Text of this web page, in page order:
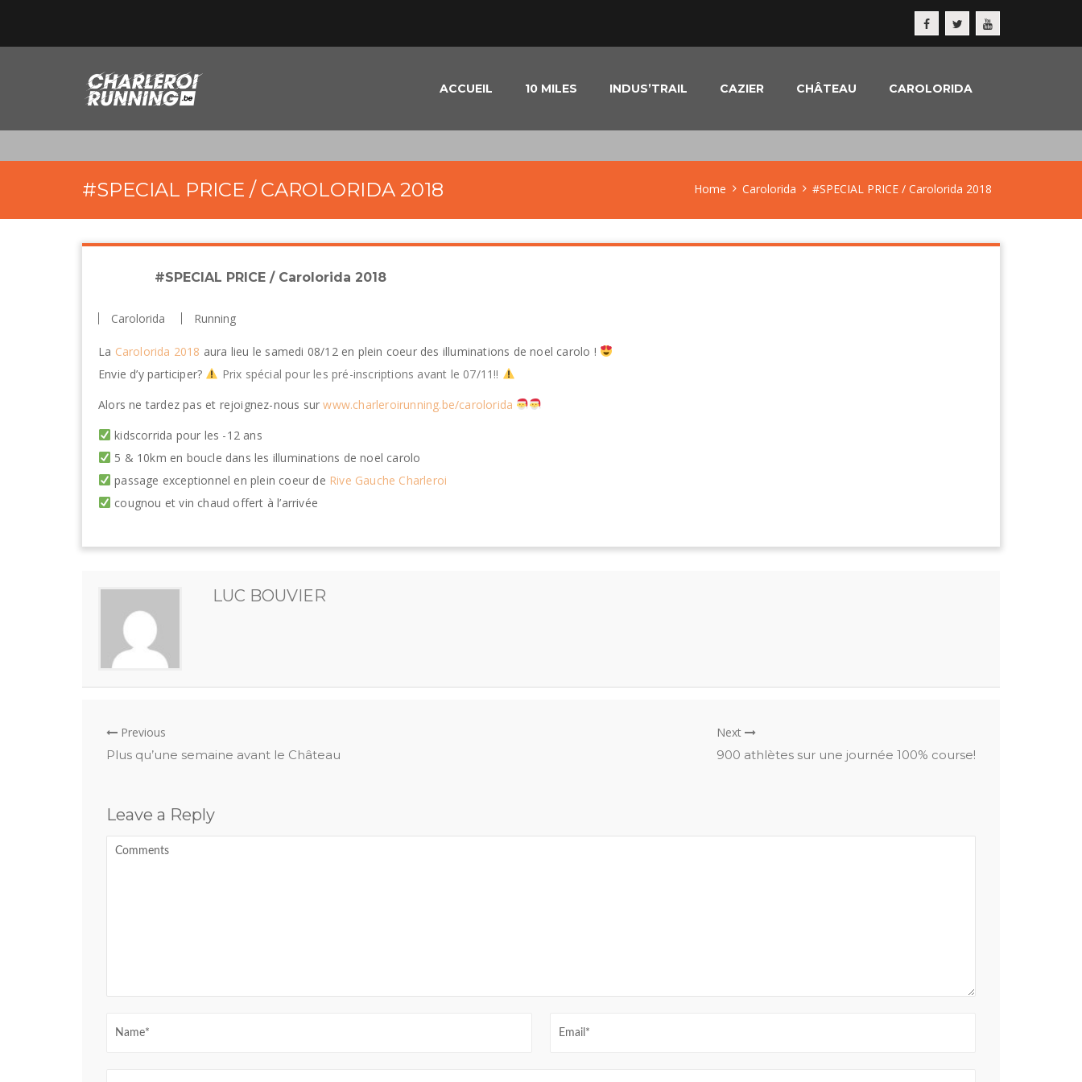
ACCUEIL 10 MILES INDUS’TRAIL CAZIER CHÂTEAU CAROLORIDA
#SPECIAL PRICE / CAROLORIDA 2018 Home Carolorida #SPECIAL PRICE / Carolorida 2018
#SPECIAL PRICE / Carolorida 2018
Carolorida Running
La Carolorida 2018 aura lieu le samedi 08/12 en plein coeur des illuminations de noel carolo !
Envie d’y participer?
Prix spécial pour les pré-inscriptions avant le 07/11!!
Alors ne tardez pas et rejoignez-nous surwww.charleroirunning.be/carolorida
kidscorrida pour les -12 ans
5 & 10km en boucle dans les illuminations de noel carolo
passage exceptionnel en plein coeur de Rive Gauche Charleroi
cougnou et vin chaud offert à l’arrivée
LUC BOUVIER
Previous
Plus qu’une semaine avant le Château
Next
900 athlètes sur une journée 100% course!
Leave a Reply